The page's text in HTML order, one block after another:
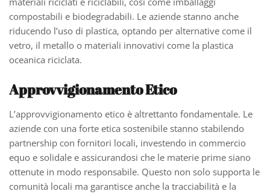
compostabili e biodegradabili. Le aziende stanno anche
riducendo l’uso di plastica, optando per alternative come il
vetro, il metallo o materiali innovativi come la plastica
oceanica riciclata.
Approvvigionamento Etico
L’approvvigionamento etico è altrettanto fondamentale. Le
aziende con una forte etica sostenibile stanno stabilendo
partnership con fornitori locali, investendo in commercio
equo e solidale e assicurandosi che le materie prime siano
ottenute in modo responsabile. Questo non solo supporta le
comunità locali ma garantisce anche la tracciabilità e la